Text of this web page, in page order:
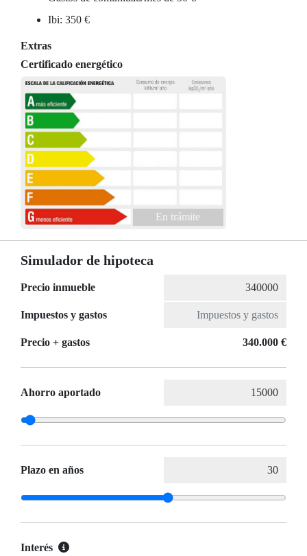
Ibi: 350 €
Extras
Certificado energético
En trámite
Simulador de hipoteca
Precio inmueble
Impuestos y gastos
Precio + gastos 340.000 €
Ahorro aportado
Plazo en años
Interés